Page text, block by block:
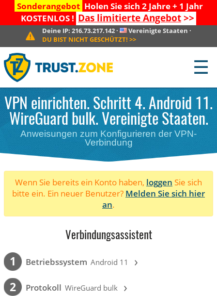
Sonderangebot Holen Sie sich 2 Jahre + 1 Jahr
KOSTENLOS ! Das limitierte Angebot>>
Deine IP: 216.73.217.142· Vereinigte Staaten ·
DU BIST NICHT GESCHÜTZT! >>
☰
VPN einrichten. Schritt 4. Android 11.
WireGuard bulk. Vereinigte Staaten.
Anweisungen zum Konfigurieren der VPN-
Verbindung
Wenn Sie bereits ein Konto haben, loggen Sie sich
bitte ein. Ein neuer Benutzer? Melden Sie sich hier
an.
Verbindungsassistent
1 Betriebssystem Android 11 ›
2 Protokoll WireGuard bulk ›